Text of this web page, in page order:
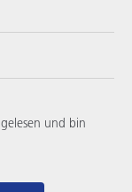
gelesen und bin